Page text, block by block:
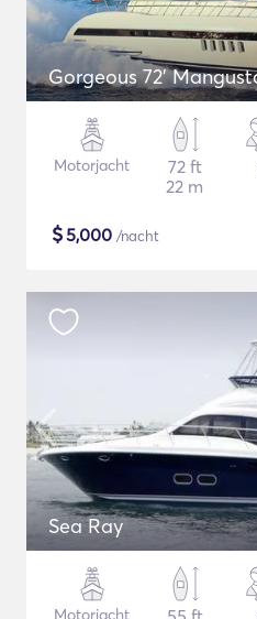
Gorgeous 72'
Motorjacht
72 ft
22 m
$5,000 /nacht
Sea Ray
Motorjacht